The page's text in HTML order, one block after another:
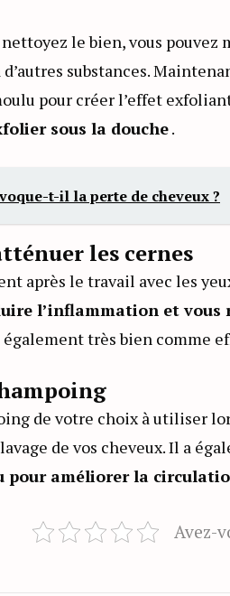
le bien, vous pouvez
substances.
pour créer l’effet
sous la douche.
t-il la perte de cheveux ?
les cernes
après le travail avec les
l’inflammation et
très bien comme
de votre choix à utiliser
de vos cheveux. Il a
pour améliorer la
Avez-